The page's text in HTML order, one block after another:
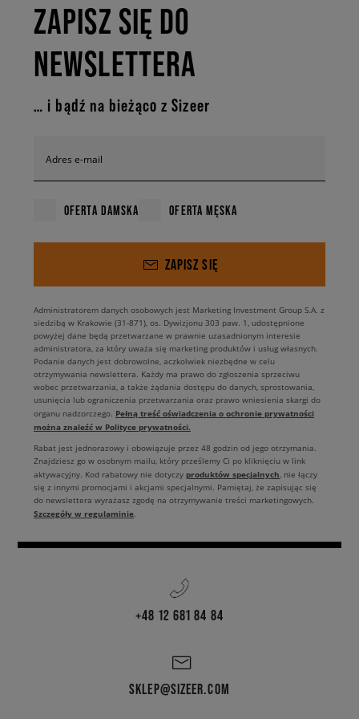
ZAPISZ SIĘ DO
NEWSLETTERA
… i bądź na bieżąco z Sizeer
Adres e-mail
OFERTA DAMSKA OFERTA MĘSKA
ZAPISZ SIĘ
Administratorem danych osobowych jest Marketing Investment Group S.A. z
siedzibą w Krakowie (31-871), os. Dywizjonu 303 paw. 1, udostępnione
powyżej dane będą przetwarzane w prawnie uzasadnionym interesie
administratora, za który uważa się marketing produktów i usług własnych.
Podanie danych jest dobrowolne, aczkolwiek niezbędne w celu
otrzymywania newslettera. Każdy ma prawo do zgłoszenia sprzeciwu
wobec przetwarzania, a także żądania dostępu do danych, sprostowania,
usunięcia lub ograniczenia przetwarzania oraz prawo wniesienia skargi do
organu nadzorczego. Pełną treść oświadczenia o ochronie prywatności
można znaleźć w Polityce prywatności.
Rabat jest jednorazowy i obowiązuje przez 48 godzin od jego otrzymania.
Znajdziesz go w osobnym mailu, który prześlemy Ci po kliknięciu w link
aktywacyjny. Kod rabatowy nie dotyczy produktów specjalnych, nie łączy
się z innymi promocjami i akcjami specjalnymi. Pamiętaj, że zapisując się
do newslettera wyrażasz zgodę na otrzymywanie treści marketingowych.
Szczegóły w regulaminie.
+48 12 681 84 84
SKLEP@SIZEER.COM